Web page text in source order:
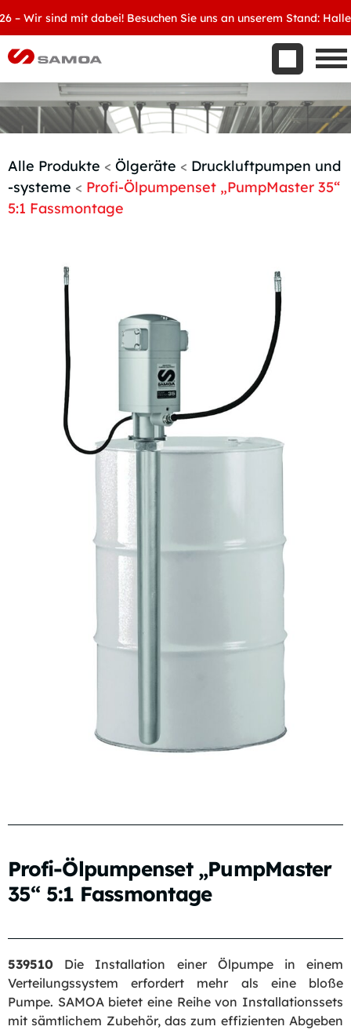
Wir sind mit dabei! Besuchen Sie uns an unserem Stand: Halle
Aktuelles
Kontakt
Handelspartner werden
Alle Produkte < Ölgeräte < Druckluftpumpen und
-systeme < Profi-Ölpumpenset „PumpMaster 35“
5:1 Fassmontage
Profi-Ölpumpenset „PumpMaster
35“ 5:1 Fassmontage
539510 Die Installation einer Ölpumpe in einem
Verteilungssystem erfordert mehr als eine bloße
Pumpe. SAMOA bietet eine Reihe von Installationssets
mit sämtlichem Zubehör, das zum effizienten Abgeben